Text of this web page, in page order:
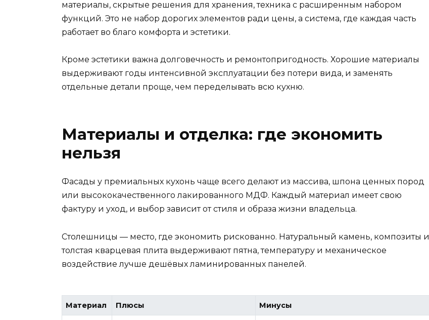
материалы, скрытые решения для хранения, техника с расширенным набором
функций. Это не набор дорогих элементов ради цены, а система, где каждая часть
работает во благо комфорта и эстетики.
Кроме эстетики важна долговечность и ремонтопригодность. Хорошие материалы
выдерживают годы интенсивной эксплуатации без потери вида, и заменять
отдельные детали проще, чем переделывать всю кухню.
Материалы и отделка: где экономить
нельзя
Фасады у премиальных кухонь чаще всего делают из массива, шпона ценных пород
или высококачественного лакированного МДФ. Каждый материал имеет свою
фактуру и уход, и выбор зависит от стиля и образа жизни владельца.
Столешницы — место, где экономить рискованно. Натуральный камень, композиты и
толстая кварцевая плита выдерживают пятна, температуру и механическое
воздействие лучше дешёвых ламинированных панелей.
Материал Плюсы Минусы